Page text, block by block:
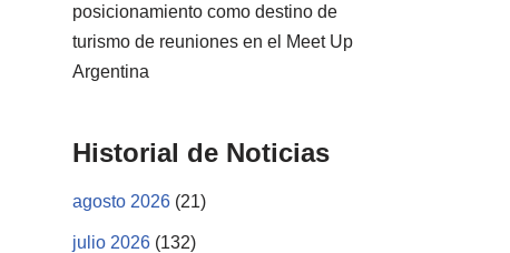
posicionamiento como destino de
turismo de reuniones en el Meet Up
Argentina
Historial de Noticias
agosto 2026 (21)
julio 2026 (132)